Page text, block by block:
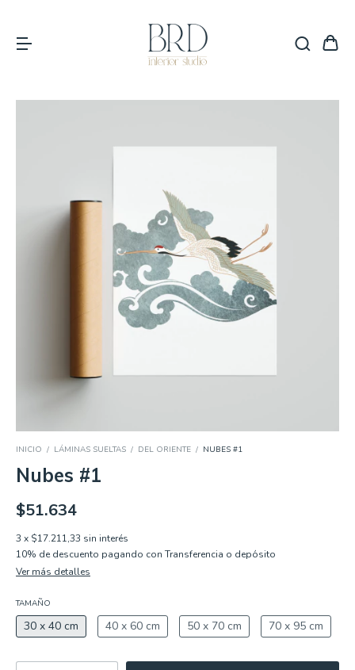
INICIO / LÁMINAS SUELTAS / DEL ORIENTE / NUBES #1
Nubes #1
$51.634
3 x $17.211,33 sin interés
10% de descuento pagando con Transferencia o depósito
Ver más detalles
TAMAÑO
30 x 40 cm 40 x 60 cm 50 x 70 cm 70 x 95 cm